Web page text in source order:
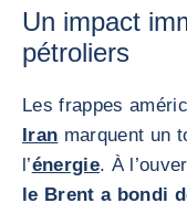
Un impact
pétroliers
Les frappes
Iran marquent un
l’énergie. À
le Brent a bondi